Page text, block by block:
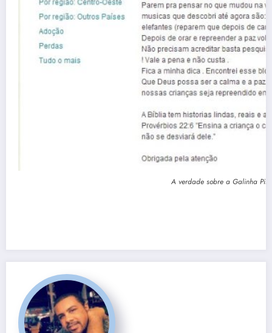
A verdade sobre a Galinha